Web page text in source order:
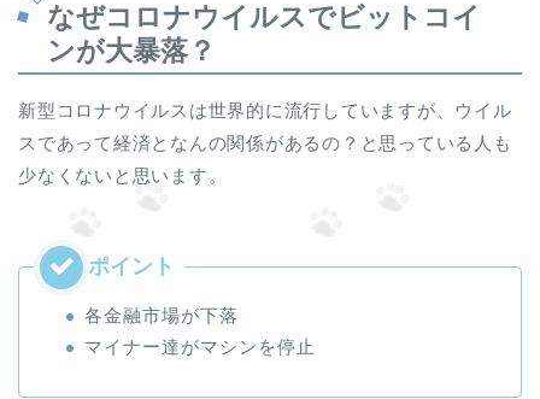
なぜコロナウイルスでビットコイ
ンが大暴落？
新型コロナウイルスは世界的に流行していますが、ウイル
スであって経済となんの関係があるの？と思っている人も
少なくないと思います。
各金融市場が下落
マイナー達がマシンを停止